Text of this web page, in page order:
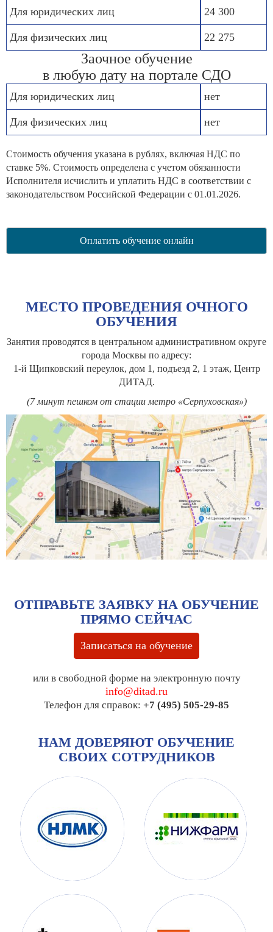
Для юридических лиц
Для физических лиц
24 300
22 275
Заочное обучение
в любую дату на портале СДО
Для юридических лиц
Для физических лиц
нет
нет
Стоимость обучения указана в рублях, включая НДС по
ставке 5%. Стоимость определена с учетом обязанности
Исполнителя исчислить и уплатить НДС в соответствии с
законодательством Российской Федерации с 01.01.2026.
Оплатить обучение онлайн
МЕСТО ПРОВЕДЕНИЯ ОЧНОГО
ОБУЧЕНИЯ
Занятия проводятся в центральном административном округе
города Москвы по адресу:
1-й Щипковский переулок, дом 1, подъезд 2, 1 этаж, Центр
ДИТАД.
(7 минут пешком от стации метро «Серпуховская»)
ОТПРАВЬТЕ ЗАЯВКУ НА ОБУЧЕНИЕ
ПРЯМО СЕЙЧАС
Записаться на обучение
или в свободной форме на электронную почту
info@ditad.ru
Телефон для справок: +7 (495) 505-29-85
НАМ ДОВЕРЯЮТ ОБУЧЕНИЕ
СВОИХ СОТРУДНИКОВ